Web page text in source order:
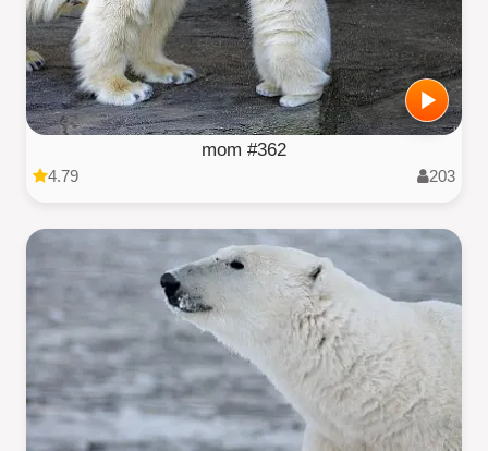
mom #362
4.79 203